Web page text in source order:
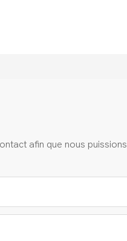
afin que nous